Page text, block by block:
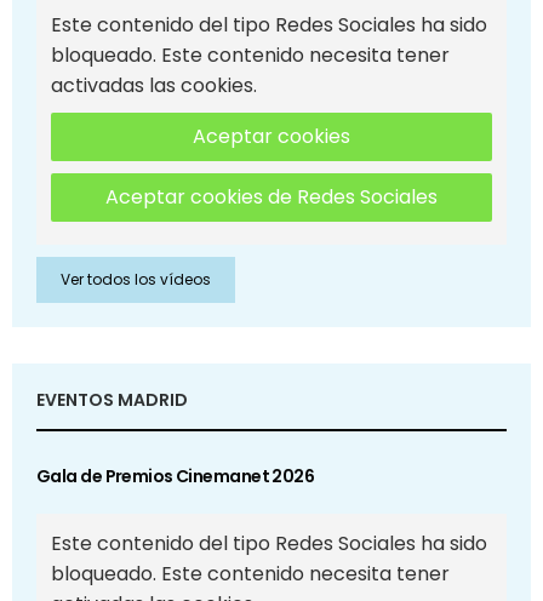
Este contenido del tipo Redes Sociales ha sido
bloqueado. Este contenido necesita tener
activadas las cookies.
Aceptar cookies
Aceptar cookies de Redes Sociales
Ver todos los vídeos
EVENTOS MADRID
Gala de Premios Cinemanet 2026
Este contenido del tipo Redes Sociales ha sido
bloqueado. Este contenido necesita tener